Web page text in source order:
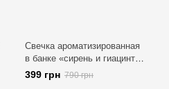
Свечка ароматизированная
в банке «сирень и гиацинт»
AMBIENCE 8х9 см. O:8 см.
1000472159
399 грн 790 грн